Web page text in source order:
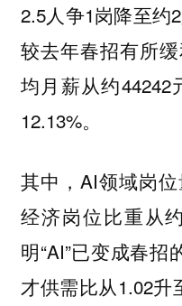
2.5⼈争1岗降⾄约
较去年春招有所
均⽉薪从约44242
12.13%。
其中，AI领域岗
经济岗位⽐重从
明“AI”已变成春招
才供需⽐从1.02升